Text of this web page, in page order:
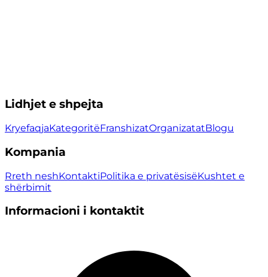
Lidhjet e shpejta
KryefaqjaKategoritëFranshizatOrganizatatBlogu
Kompania
Rreth neshKontaktiPolitika e privatësisëKushtet e
shërbimit
Informacioni i kontaktit